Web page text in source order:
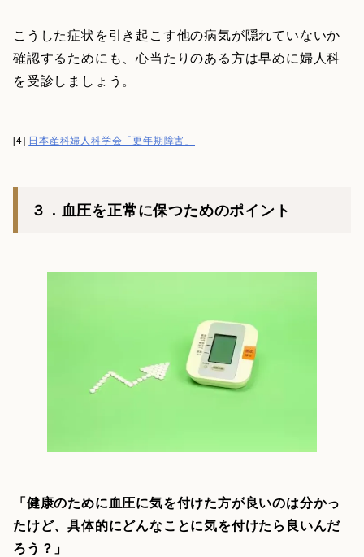
こうした症状を引き起こす他の病気が隠れていないか
確認するためにも、心当たりのある方は早めに婦人科
を受診しましょう。
[4] 日本産科婦人科学会「更年期障害」
３．血圧を正常に保つためのポイント
「健康のために血圧に気を付けた方が良いのは分かっ
たけど、具体的にどんなことに気を付けたら良いんだ
ろう？」